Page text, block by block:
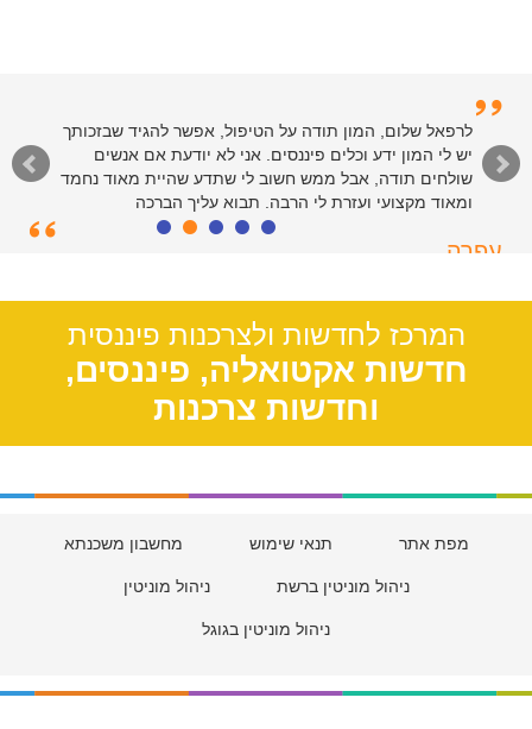
לרפאל שלום, המון תודה על הטיפול, אפשר להגיד שבזכותך
יש לי המון ידע וכלים פיננסים. אני לא יודעת אם אנשים
שולחים תודה, אבל ממש חשוב לי שתדע שהיית מאוד נחמד
ומאוד מקצועי ועזרת לי הרבה. תבוא עליך הברכה
עפרה
המרכז לחדשות ולצרכנות פיננסית
חדשות אקטואליה, פיננסים,
וחדשות צרכנות
מפת אתר תנאי שימוש מחשבון משכנתא
ניהול מוניטין ברשת ניהול מוניטין
ניהול מוניטין בגוגל